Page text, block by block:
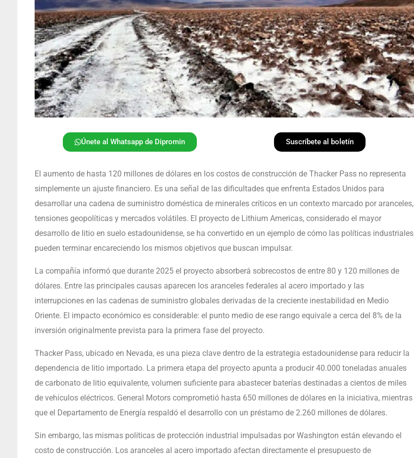
Únete al Whatsapp de Dipromin Suscríbete al boletín
El aumento de hasta 120 millones de dólares en los costos de construcción de Thacker Pass no representa
simplemente un ajuste financiero. Es una señal de las dificultades que enfrenta Estados Unidos para
desarrollar una cadena de suministro doméstica de minerales críticos en un contexto marcado por aranceles,
tensiones geopolíticas y mercados volátiles. El proyecto de Lithium Americas, considerado el mayor
desarrollo de litio en suelo estadounidense, se ha convertido en un ejemplo de cómo las políticas industriales
pueden terminar encareciendo los mismos objetivos que buscan impulsar.
La compañía informó que durante 2025 el proyecto absorberá sobrecostos de entre 80 y 120 millones de
dólares. Entre las principales causas aparecen los aranceles federales al acero importado y las
interrupciones en las cadenas de suministro globales derivadas de la creciente inestabilidad en Medio
Oriente. El impacto económico es considerable: el punto medio de ese rango equivale a cerca del 8% de la
inversión originalmente prevista para la primera fase del proyecto.
Thacker Pass, ubicado en Nevada, es una pieza clave dentro de la estrategia estadounidense para reducir la
dependencia de litio importado. La primera etapa del proyecto apunta a producir 40.000 toneladas anuales
de carbonato de litio equivalente, volumen suficiente para abastecer baterías destinadas a cientos de miles
de vehículos eléctricos. General Motors comprometió hasta 650 millones de dólares en la iniciativa, mientras
que el Departamento de Energía respaldó el desarrollo con un préstamo de 2.260 millones de dólares.
Sin embargo, las mismas políticas de protección industrial impulsadas por Washington están elevando el
costo de construcción. Los aranceles al acero importado afectan directamente el presupuesto de